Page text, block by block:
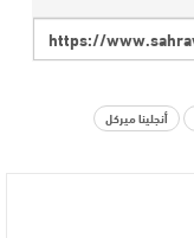
أنجلينا ميركل